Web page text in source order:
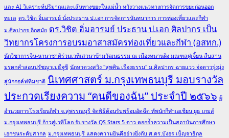
และ AI วิเคราะห์ปริมาณและเส้นทางขยะในแม่น้ำ หวังวางแนวทางการจัดการขยะก่อนออก
ทะเล ดร.วิชิต อิ่มอารมย์ นั่งประธาน ป.เอก การจัดการนันทนาการ การท่องเที่ยวและกีฬา
ม.ศิลปากร อีกสมัย ดร.วิชิต อิ่มอารมย์ ประธาน ป.เอก ศิลปากร เป็น
วิทยากรโครงการอบรมอาสาสมัครท่องเที่ยวและกีฬา (อสทก.)
นักวิชาการจีน-นานาชาติร่วมเวทีเสวนาข้ามวัฒนธรรม ณ เมืองหนานผิง มณฑลฝูเจี้ยน สืบสาน
มรดกคำสอนปรัชญาเมธีจูซี นักหวดวงสวิง "สุพศิน เรืองธรรม" ม.ศิลปากร ฉายแวว จ่อดาวรุ่งมุ่ง
สู่นักกอล์ฟทีมชาติ นิเทศศาสตร์ ม.กรุงเทพธนบุรี มอบรางวัล
ประกวดเรียงความ “คนดีของฉัน” ประจำปี ๒๕๖๖ ผู้
อำนวยการโรงเรียนกีฬา จ.สุพรรณบุรี จัดพิธีต้อนรับพร้อมอัดฉีด ทัพนักกีฬาเอเชียน ยูธ เกมส์
ม.กรุงเทพธนบุรี ก้าวสู่เวทีโลก รับรางวัล QS Stars 5 ดาว ตอกย้ำความเป็นสถาบันการศึกษา
เอกชนระดับสากล ม.กรุงเทพธนบุรี แสดงความยินดีอย่างยิ่งกับ ศ.ดร.บังอร เบ็ญจาธิกุล